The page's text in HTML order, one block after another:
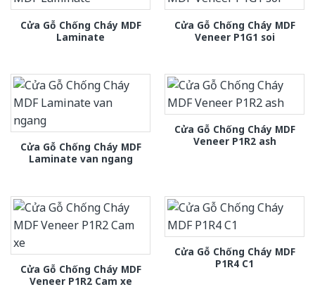
Cửa Gỗ Chống Cháy MDF
Laminate
Cửa Gỗ Chống Cháy MDF
Veneer P1G1 soi
Cửa Gỗ Chống Cháy MDF
Laminate van ngang
Cửa Gỗ Chống Cháy MDF
Veneer P1R2 ash
Cửa Gỗ Chống Cháy MDF
Veneer P1R2 Cam xe
Cửa Gỗ Chống Cháy MDF
P1R4 C1